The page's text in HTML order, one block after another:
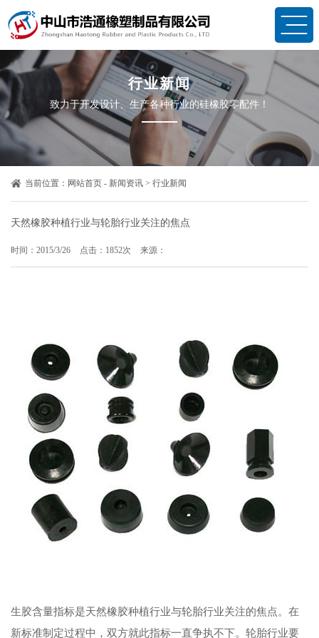
行业新闻
致力于开发设计、生产各种行业的硅橡胶零配件！
当前位置： 网站首页 - 新闻资讯 > 行业新闻
天然橡胶种植行业与轮胎行业关注的焦点
时间：2015/3/26 点击：1852次 来源：
生胶含量指标是天然橡胶种植行业与轮胎行业关注的焦点。在
新标准制定过程中，双方就此指标一直争执不下。轮胎行业要